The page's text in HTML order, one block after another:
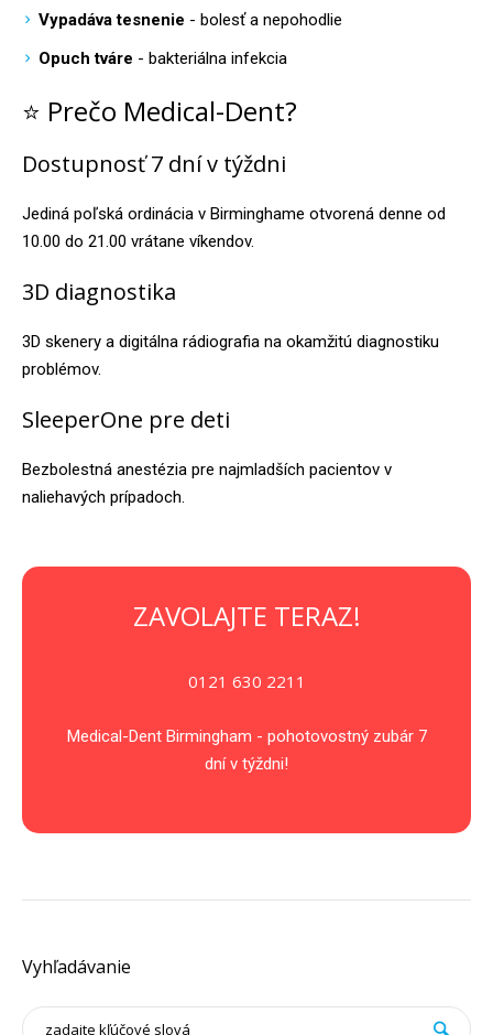
Vypadáva tesnenie - bolesť a nepohodlie
Opuch tváre - bakteriálna infekcia
⭐ Prečo Medical-Dent?
Dostupnosť 7 dní v týždni
Jediná poľská ordinácia v Birminghame otvorená denne od
10.00 do 21.00 vrátane víkendov.
3D diagnostika
3D skenery a digitálna rádiografia na okamžitú diagnostiku
problémov.
SleeperOne pre deti
Bezbolestná anestézia pre najmladších pacientov v
naliehavých prípadoch.
ZAVOLAJTE TERAZ!
0121 630 2211
Medical-Dent Birmingham - pohotovostný zubár 7
dní v týždni!
Vyhľadávanie